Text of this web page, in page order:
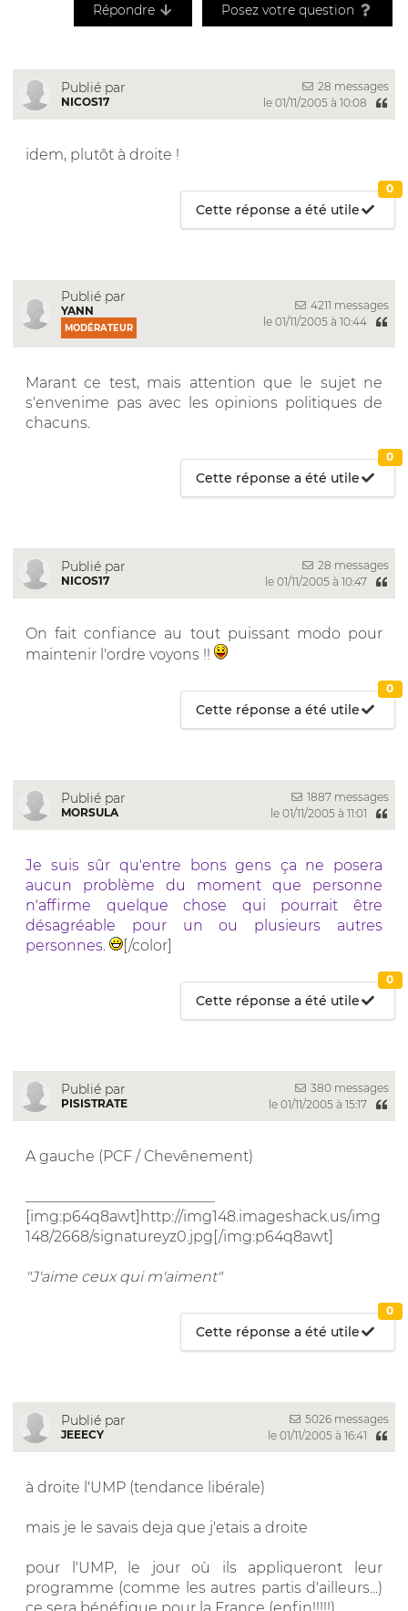
Répondre Posez votre question
Publié par
NICOS17
28 messages
le 01/11/2005 à 10:08
idem, plutôt à droite !
Cette réponse a été utile
0
Publié par
YANN
MODÉRATEUR
4211 messages
le 01/11/2005 à 10:44
Marant ce test, mais attention que le sujet ne
s'envenime pas avec les opinions politiques de
chacuns.
Cette réponse a été utile
0
Publié par
NICOS17
28 messages
le 01/11/2005 à 10:47
On fait confiance au tout puissant modo pour
maintenir l'ordre voyons !!
Cette réponse a été utile
0
Publié par
MORSULA
1887 messages
le 01/11/2005 à 11:01
Je suis sûr qu'entre bons gens ça ne posera
aucun problème du moment que personne
n'affirme quelque chose qui pourrait être
désagréable pour un ou plusieurs autres
personnes.
[/color]
Cette réponse a été utile
0
Publié par
PISISTRATE
380 messages
le 01/11/2005 à 15:17
A gauche (PCF / Chevênement)
[img:p64q8awt]http://img148.imageshack.us/img
148/2668/signatureyz0.jpg[/img:p64q8awt]
"J'aime ceux qui m'aiment"
Cette réponse a été utile
0
Publié par
JEEECY
5026 messages
le 01/11/2005 à 16:41
à droite l'UMP (tendance libérale)
mais je le savais deja que j'etais a droite
pour l'UMP, le jour où ils appliqueront leur
programme (comme les autres partis d'ailleurs...)
ce sera bénéfique pour la France (enfin!!!!!)